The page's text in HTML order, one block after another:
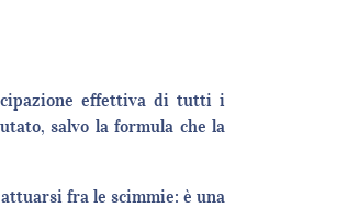
effettiva di tutti i
salvo la formula che la
fra le scimmie: è una